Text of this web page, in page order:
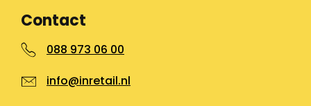
Contact
088 973 06 00
info@inretail.nl